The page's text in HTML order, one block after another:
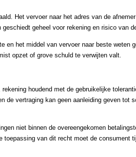
Het vervoer naar het adres van de
geheel voor rekening en risico van
en het middel van vervoer naar beste weten
opzet of grove schuld te verwijten valt.
houdend met de gebruikelijke
de vertraging kan geen aanleiding geven tot
niet binnen de overeengekomen
van dit recht moet de consument